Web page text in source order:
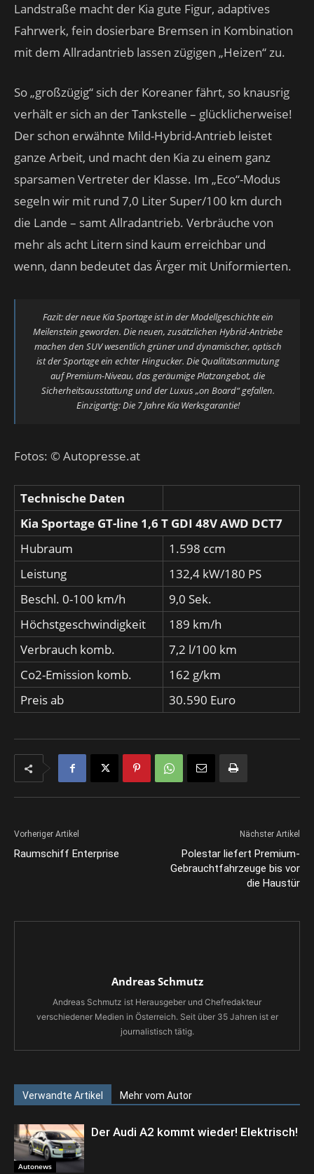
Landstraße macht der Kia gute Figur, adaptives
Fahrwerk, fein dosierbare Bremsen in Kombination
mit dem Allradantrieb lassen zügigen „Heizen“ zu.
So „großzügig“ sich der Koreaner fährt, so knausrig
verhält er sich an der Tankstelle – glücklicherweise!
Der schon erwähnte Mild-Hybrid-Antrieb leistet
ganze Arbeit, und macht den Kia zu einem ganz
sparsamen Vertreter der Klasse. Im „Eco“-Modus
segeln wir mit rund 7,0 Liter Super/100 km durch
die Lande – samt Allradantrieb. Verbräuche von
mehr als acht Litern sind kaum erreichbar und
wenn, dann bedeutet das Ärger mit Uniformierten.
Fazit: der neue Kia Sportage ist in der Modellgeschichte ein
Meilenstein geworden. Die neuen, zusätzlichen Hybrid-Antriebe
machen den SUV wesentlich grüner und dynamischer, optisch
ist der Sportage ein echter Hingucker. Die Qualitätsanmutung
auf Premium-Niveau, das geräumige Platzangebot, die
Sicherheitsausstattung und der Luxus „on Board“ gefallen.
Einzigartig: Die 7 Jahre Kia Werksgarantie!
Fotos: © Autopresse.at
Technische Daten
Kia Sportage GT-line 1,6 T GDI 48V AWD DCT7
Hubraum
1.598 ccm
Leistung
132,4 kW/180 PS
Beschl. 0-100 km/h
9,0 Sek.
Höchstgeschwindigkeit
189 km/h
Verbrauch komb.
7,2 l/100 km
Co2-Emission komb.
162 g/km
Preis ab
30.590 Euro
Vorheriger Artikel
Raumschiff Enterprise
Nächster Artikel
Polestar liefert Premium-
Gebrauchtfahrzeuge bis vor
die Haustür
Andreas Schmutz
Andreas Schmutz ist Herausgeber und Chefredakteur
verschiedener Medien in Österreich. Seit über 35 Jahren ist er
journalistisch tätig.
Verwandte Artikel Mehr vom Autor
Autonews
Der Audi A2 kommt wieder! Elektrisch!